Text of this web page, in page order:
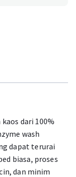
dari 100%
wash
dapat terurai
biasa, proses
dan minim